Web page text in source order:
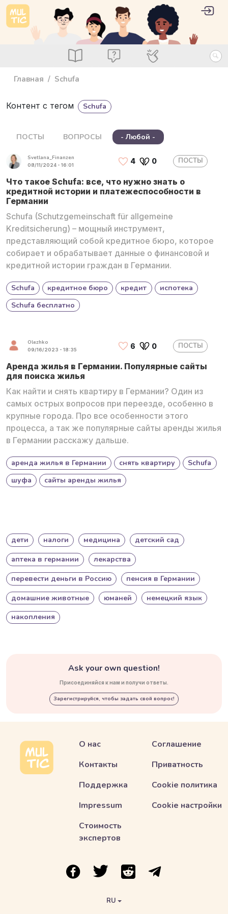
Перейти к основному содержанию
Посты ВопросыСпециалисты
User
Главная Schufa
Контент с тегом Schufa
ПОСТЫ ВОПРОСЫ - Любой -
Svetlana_Finanzen
08/11/2024 - 16:01 4 0 ПОСТЫ
Что такое Schufa: все, что нужно знать о
кредитной истории и платежеспособности в
Германии
Schufa (Schutzgemeinschaft für allgemeine
Kreditsicherung) – мощный инструмент,
представляющий собой кредитное бюро, которое
собирает и обрабатывает данные о финансовой и
кредитной истории граждан в Германии.
Schufa кредитное бюро кредит
испотека
Schufa бесплатно
Olezhko
09/16/2023 - 18:35 6 0 ПОСТЫ
Аренда жилья в Германии. Популярные сайты
для поиска жилья
Как найти и снять квартиру в Германии? Один из
самых острых вопросов при переезде, особенно в
крупные города. Про все особенности этого
процесса, а так же популярные сайты аренды жилья
в Германии расскажу дальше.
аренда жилья в Германии снять квартиру
Schufa
шуфа
сайты аренды жилья
дети налоги медицина
детский сад
аптека в германии
лекарства
перевести деньги в Россию
пенсия в Германии
домашние животные
юманей
немецкий язык
накопления
Ask your own question!
Присоединяйся к нам и получи ответы.
Зарегистрируйся, чтобы задать свой вопрос!
О нас
Контакты
Поддержка
Impressum
Стоимость
экспертов
Соглашение
Приватность
Cookie политика
Cookie настройки
ссылка на Multic в Facebook
ссылка на Multic в Twitter
ссылка на Multic в Reddit
Ссылка на Multic в
RU